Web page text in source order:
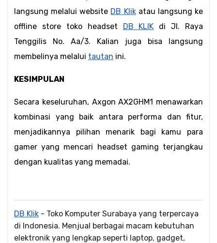
langsung melalui website DB Klik atau langsung ke
offline store toko headset DB KLIK di Jl. Raya
Tenggilis No. Aa/3. Kalian juga bisa langsung
membelinya melalui tautan ini.
KESIMPULAN
Secara keseluruhan, Axgon AX2GHM1 menawarkan
kombinasi yang baik antara performa dan fitur,
menjadikannya pilihan menarik bagi kamu para
gamer yang mencari headset gaming terjangkau
dengan kualitas yang memadai.
DB Klik - Toko Komputer Surabaya yang terpercaya
di Indonesia. Menjual berbagai macam kebutuhan
elektronik yang lengkap seperti laptop, gadget,